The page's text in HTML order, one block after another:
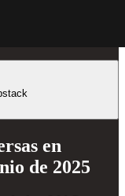
en
de 2025